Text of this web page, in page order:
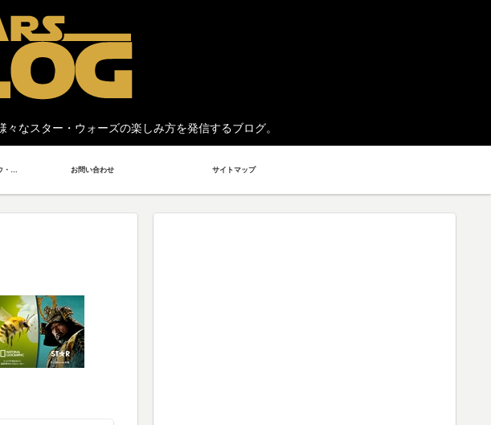
なスター・ウォーズの楽しみ方を発信するブログ。
お問い合わせ サイトマップ